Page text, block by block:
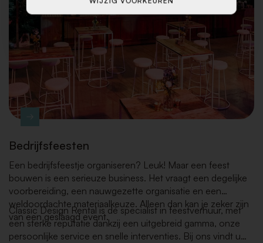
Bedrijfsfeesten
Een bedrijfsfeestje organiseren? Leuk! Maar een feest
bouwen is een serieuze business. Het vraagt een degelijke
voorbereiding, een nauwgezette organisatie en een
weldoordachte materiaalkeuze. Alleen dan kan je zeker zijn
van een geslaagd event.
Classic Design Rental is dé specialist in feestverhuur, met
een sterke reputatie dankzij een uitgebreid gamma, onze
persoonlijke service en snelle interventies. Bij ons vindt u